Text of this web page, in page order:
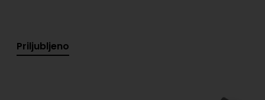
Pretvorba rokopisa v digitalno besedilo
Priljubljeno